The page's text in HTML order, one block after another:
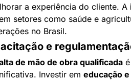
a experiência do cliente. A
setores como saúde e
no Brasil.
e
de mão de obra qualificada é
Investir em educação